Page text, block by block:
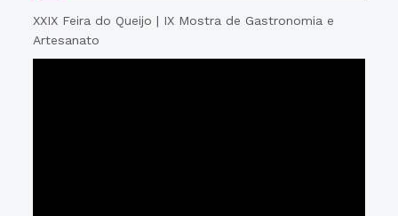
XXIX Feira do Queijo | IX Mostra de Gastronomia e
Artesanato